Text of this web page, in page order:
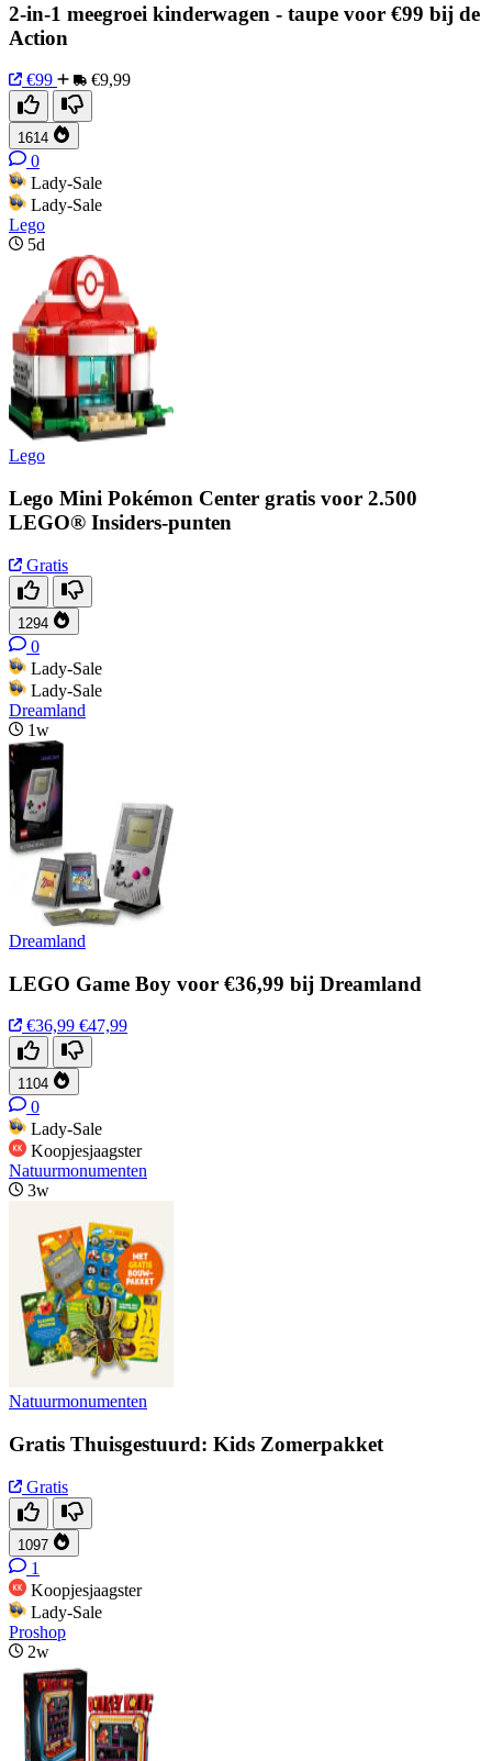
2-in-1 meegroei kinderwagen - taupe voor €99 bij de
Action
€99 €9,99
1614
0
Lady-Sale
Lady-Sale
Lego
5d
Lego
Lego Mini Pokémon Center gratis voor 2.500
LEGO® Insiders-punten
Gratis
1294
0
Lady-Sale
Lady-Sale
Dreamland
1w
Dreamland
LEGO Game Boy voor €36,99 bij Dreamland
€36,99 €47,99
1104
0
Lady-Sale
Koopjesjaagster
Natuurmonumenten
3w
Natuurmonumenten
Gratis Thuisgestuurd: Kids Zomerpakket
Gratis
1097
1
Koopjesjaagster
Lady-Sale
Proshop
2w